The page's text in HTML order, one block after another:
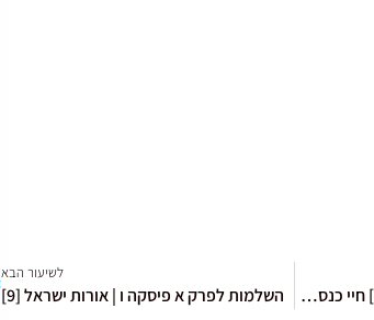
פרק א פיסקה ה | אורות ישראל [7] חיי כנס"י ע"פ התכלית המוסרית זו המגמה של העולם
לשיעור הבא
השלמות לפרק א פיסקה ו | אורות ישראל [9]